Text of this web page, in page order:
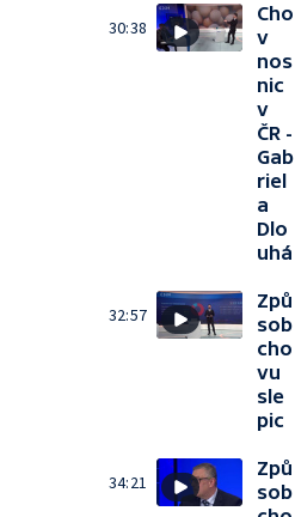
30:38
Cho
v
nos
nic
v
ČR -
Gab
riel
a
Dlo
uhá
32:57
Způ
sob
cho
vu
sle
pic
34:21
Způ
sob